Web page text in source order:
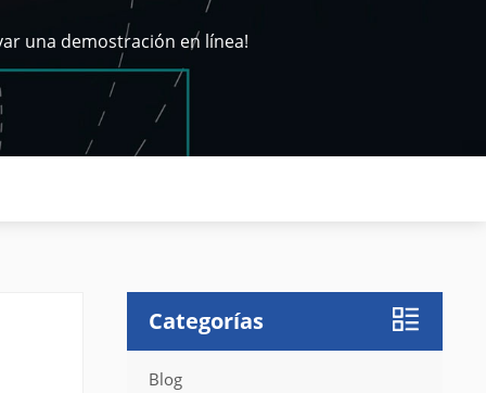
una demostración en línea!
Categorías
Blog